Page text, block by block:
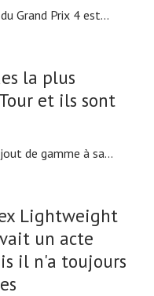
Grand Prix 4 est...
la plus
et ils sont
de gamme à sa...
Lightweight
un acte
il n'a toujours